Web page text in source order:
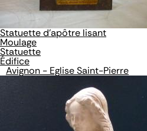
Statuette d'apôtre lisant
Moulage
Statuette
Édifice
Avignon - Eglise Saint-Pierre